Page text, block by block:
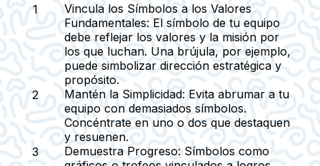
Vincula los Símbolos a los Valores
Fundamentales: El símbolo de tu equipo
debe reflejar los valores y la misión por
los que luchan. Una brújula, por ejemplo,
puede simbolizar dirección estratégica y
propósito.
Mantén la Simplicidad: Evita abrumar a tu
equipo con demasiados símbolos.
Concéntrate en uno o dos que destaquen
y resuenen.
Demuestra Progreso: Símbolos como